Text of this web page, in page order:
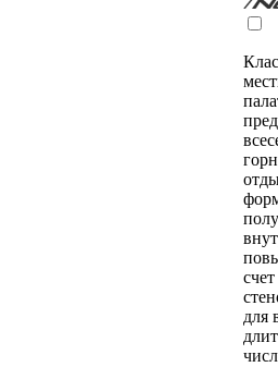
для